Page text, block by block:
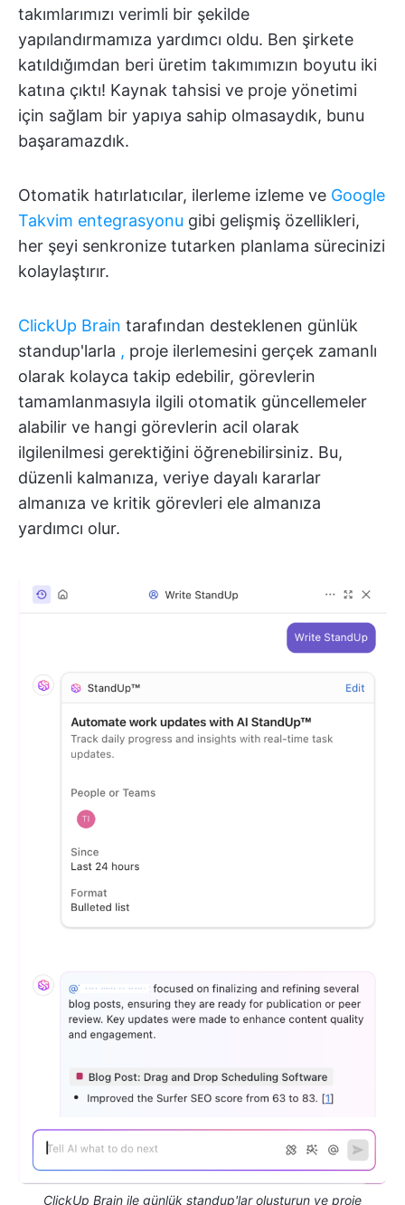
takımlarımızı verimli bir şekilde
yapılandırmamıza yardımcı oldu. Ben şirkete
katıldığımdan beri üretim takımımızın boyutu iki
katına çıktı! Kaynak tahsisi ve proje yönetimi
için sağlam bir yapıya sahip olmasaydık, bunu
başaramazdık.
Otomatik hatırlatıcılar, ilerleme izleme ve Google
Takvim entegrasyonu gibi gelişmiş özellikleri,
her şeyi senkronize tutarken planlama sürecinizi
kolaylaştırır.
ClickUp Brain tarafından desteklenen günlük
standup'larla , proje ilerlemesini gerçek zamanlı
olarak kolayca takip edebilir, görevlerin
tamamlanmasıyla ilgili otomatik güncellemeler
alabilir ve hangi görevlerin acil olarak
ilgilenilmesi gerektiğini öğrenebilirsiniz. Bu,
düzenli kalmanıza, veriye dayalı kararlar
almanıza ve kritik görevleri ele almanıza
yardımcı olur.
ClickUp Brain ile günlük standup'lar oluşturun ve proje